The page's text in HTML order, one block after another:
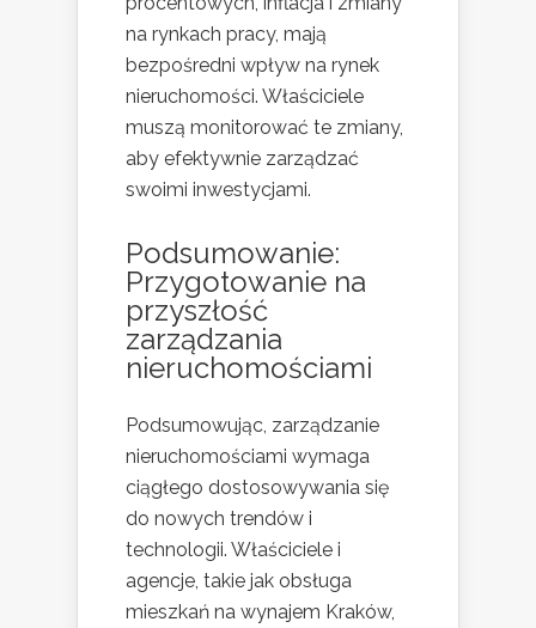
na rynkach pracy, mają
bezpośredni wpływ na rynek
nieruchomości. Właściciele
muszą monitorować te zmiany,
aby efektywnie zarządzać
swoimi inwestycjami.
Podsumowanie:
Przygotowanie na
przyszłość
zarządzania
nieruchomościami
Podsumowując, zarządzanie
nieruchomościami wymaga
ciągłego dostosowywania się
do nowych trendów i
technologii. Właściciele i
agencje, takie jak obsługa
mieszkań na wynajem Kraków,